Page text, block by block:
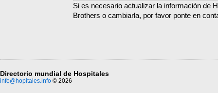
Si es necesario actualizar la información de
Brothers o cambiarla, por favor ponte en
Directorio mundial de Hospitales
info@hopitales.info © 2026